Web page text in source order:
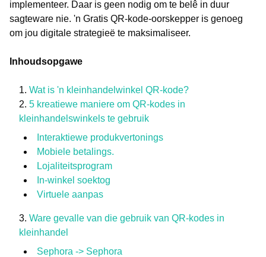
implementeer. Daar is geen nodig om te belê in duur
sagteware nie. 'n Gratis QR-kode-oorskepper is genoeg
om jou digitale strategieë te maksimaliseer.
Inhoudsopgawe
Wat is 'n kleinhandelwinkel QR-kode?
5 kreatiewe maniere om QR-kodes in
kleinhandelswinkels te gebruik
Interaktiewe produkvertonings
Mobiele betalings.
Lojaliteitsprogram
In-winkel soektog
Virtuele aanpas
Ware gevalle van die gebruik van QR-kodes in
kleinhandel
Sephora -> Sephora